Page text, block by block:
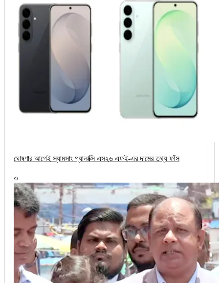
ঘোষণার আগেই স্যামসাং গ্যালাক্সি এস২৬ এফই-এর দামের তথ্য ফাঁস
৩